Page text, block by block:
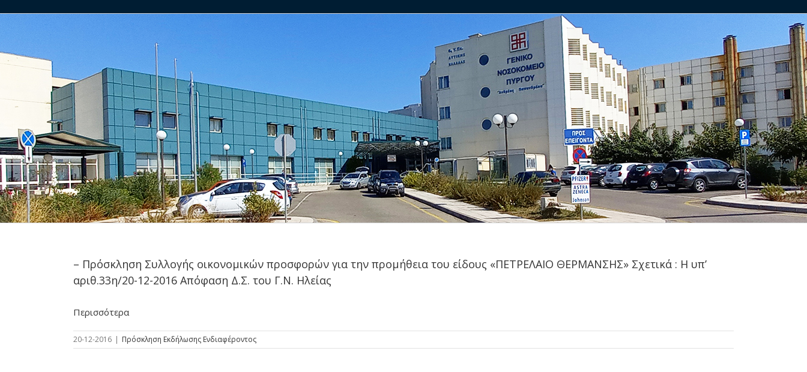
– Πρόσκληση Συλλογής οικονομικών προσφορών για την προμήθεια του είδους «ΠΕΤΡΕΛΑΙΟ ΘΕΡΜΑΝΣΗΣ» Σχετικά : Η υπ’
αριθ.33η/20-12-2016 Απόφαση Δ.Σ. του Γ.Ν. Ηλείας
Περισσότερα
20-12-2016 | Πρόσκληση Εκδήλωσης Ενδιαφέροντος